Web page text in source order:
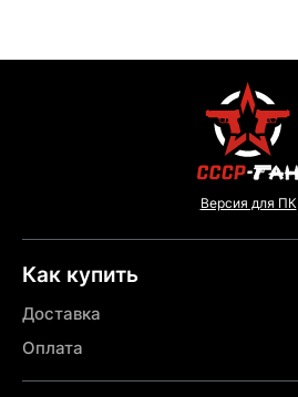
Версия для ПК
Как купить
Доставка
Оплата